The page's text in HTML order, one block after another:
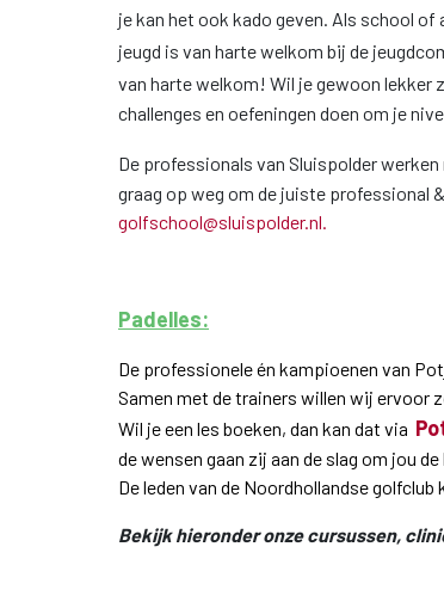
je kan het ook kado geven. Als school
jeugd is van harte welkom bij de
van harte welkom! Wil je gewoon lekker
challenges en oefeningen doen om je
De professionals van Sluispolder
graag op weg om de juiste professional
golfschool@sluispolder.nl.
Padelles:
De professionele én kampioenen van
Samen met de trainers willen wij ervoor
Wil je een les boeken, dan kan dat via
de wensen gaan zij aan de slag om jou
De leden van de Noordhollandse
Bekijk hieronder onze cursussen,